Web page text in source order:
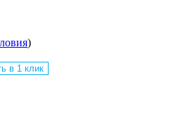
)
в 1 клик